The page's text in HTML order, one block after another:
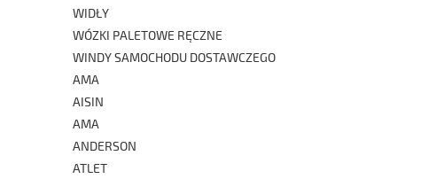
WIDŁY
WÓZKI PALETOWE RĘCZNE
WINDY SAMOCHODU DOSTAWCZEGO
AMA
AISIN
AMA
ANDERSON
ATLET